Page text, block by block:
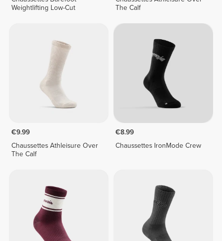
Weightlifting Low-Cut
The Calf
€9.99
Chaussettes Athleisure Over
The Calf
€8.99
Chaussettes IronMode Crew